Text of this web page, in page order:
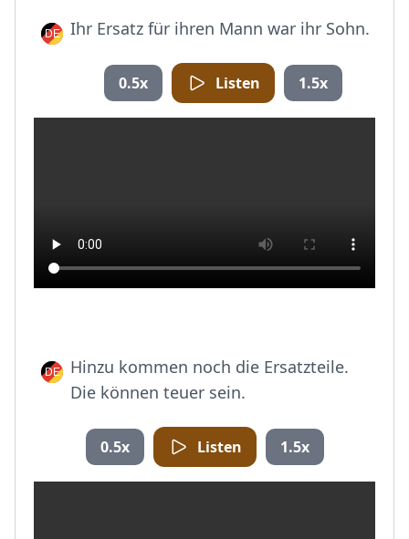
Ihr Ersatz für ihren Mann war ihr Sohn.
0.5x Listen 1.5x
Hinzu kommen noch die Ersatzteile.
Die können teuer sein.
0.5x Listen 1.5x